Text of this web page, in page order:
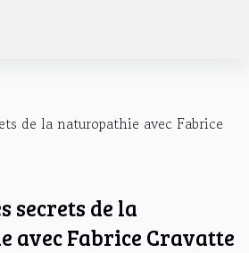
de la naturopathie avec Fabrice
secrets de la
avec Fabrice Cravatte